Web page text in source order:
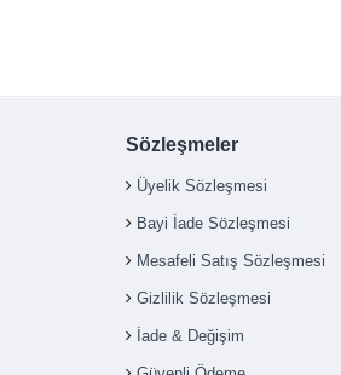
Sözleşmeler
Üyelik Sözleşmesi
Bayi İade Sözleşmesi
Mesafeli Satış Sözleşmesi
Gizlilik Sözleşmesi
İade & Değişim